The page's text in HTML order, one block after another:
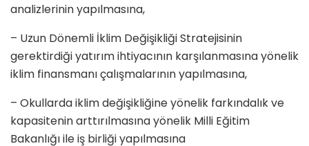
analizlerinin yapılmasına,
– Uzun Dönemli İklim Değişikliği Stratejisinin
gerektirdiği yatırım ihtiyacının karşılanmasına yönelik
iklim finansmanı çalışmalarının yapılmasına,
– Okullarda iklim değişikliğine yönelik farkındalık ve
kapasitenin arttırılmasına yönelik Milli Eğitim
Bakanlığı ile iş birliği yapılmasına